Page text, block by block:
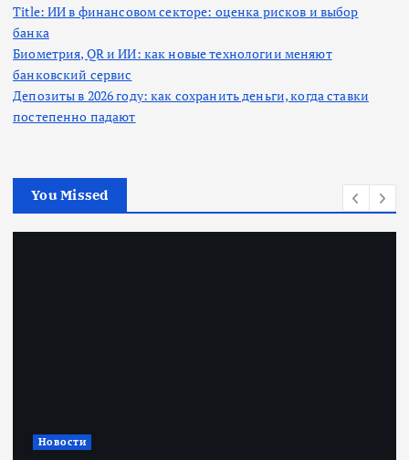
Title: ИИ в финансовом секторе: оценка рисков и выбор
банка
Биометрия, QR и ИИ: как новые технологии меняют
банковский сервис
Депозиты в 2026 году: как сохранить деньги, когда ставки
постепенно падают
You Missed
Новости